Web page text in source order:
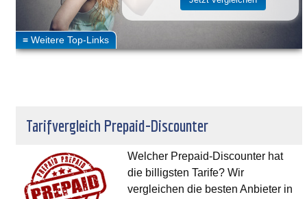
Tarifvergleich Prepaid-Discounter
Welcher Prepaid-Discounter hat
die billigsten Tarife? Wir
vergleichen die besten Anbieter in